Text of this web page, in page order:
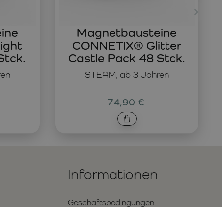
STEAM, ab 3 Jahren
Magnetbausteine
CONNETIX® Glitter
Castle Pack 48 Stck.
74,90 €
Informationen
Geschäftsbedingungen